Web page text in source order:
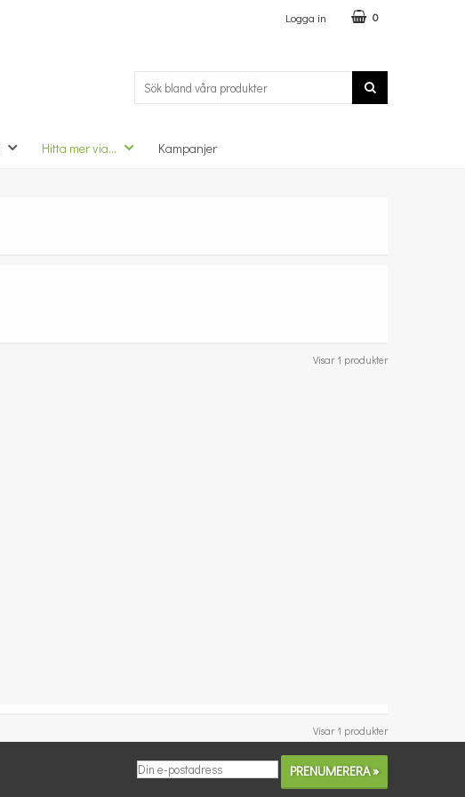
Logga in 0
Hitta mer via... Kampanjer
Visar 1 produkter
Visar 1 produkter